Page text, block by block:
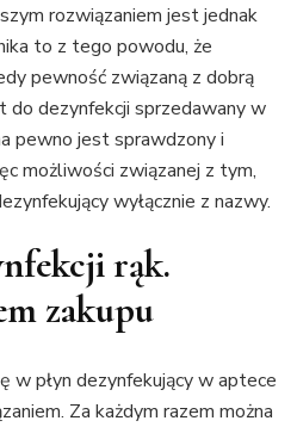
rozwiązaniem jest jednak
to z tego powodu, że
pewność związaną z dobrą
do dezynfekcji sprzedawany w
pewno jest sprawdzony i
możliwości związanej z tym,
wyłącznie z nazwy.
rąk.
zakupu
w płyn dezynfekujący w aptece
Za każdym razem można